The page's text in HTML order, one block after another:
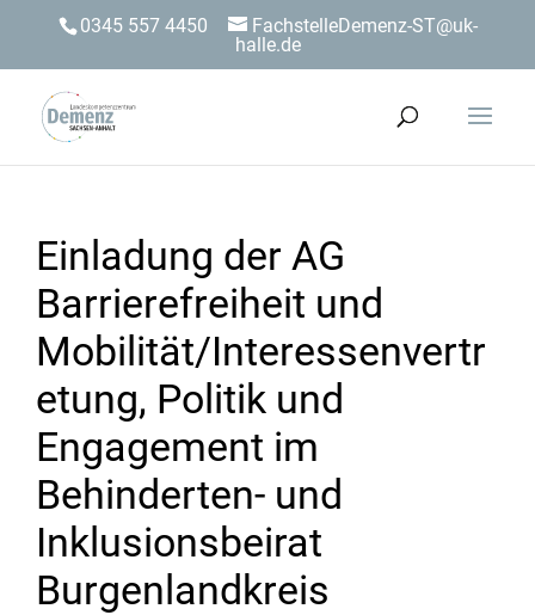
0345 557 4450
FachstelleDemenz-ST@uk-
halle.de
Einladung der AG
Barrierefreiheit und
Mobilität/Interessenvertr
etung, Politik und
Engagement im
Behinderten- und
Inklusionsbeirat
Burgenlandkreis